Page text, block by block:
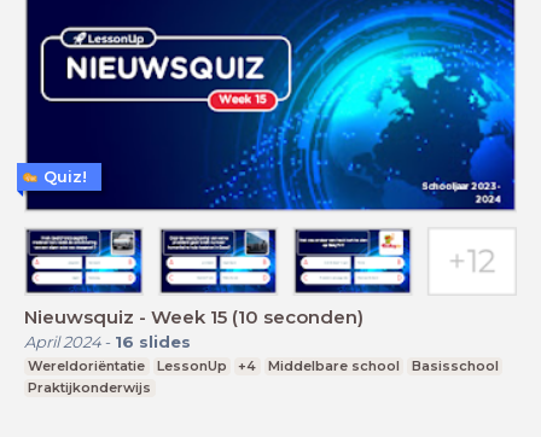
Nieuwsquiz - Week 15 (10 seconden)
April 2024- 16 slides
Wereldoriëntatie LessonUp +4 Middelbare school
Basisschool
Praktijkonderwijs
Quiz!